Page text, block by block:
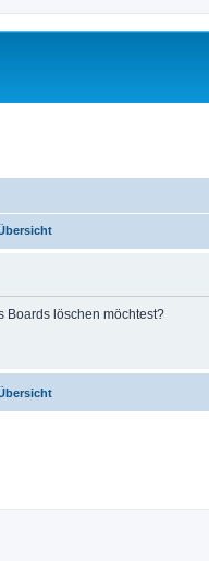
Boards löschen möchtest?